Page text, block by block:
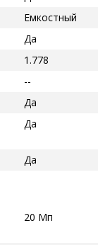
Емкостный
Да
1.778
--
Да
Да
Да
20 Мп